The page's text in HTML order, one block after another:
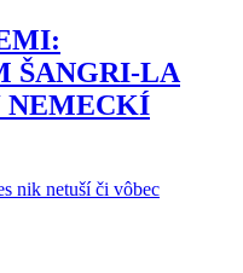
ŠANGRI-LA
NEMECKÍ
nik netuší či vôbec